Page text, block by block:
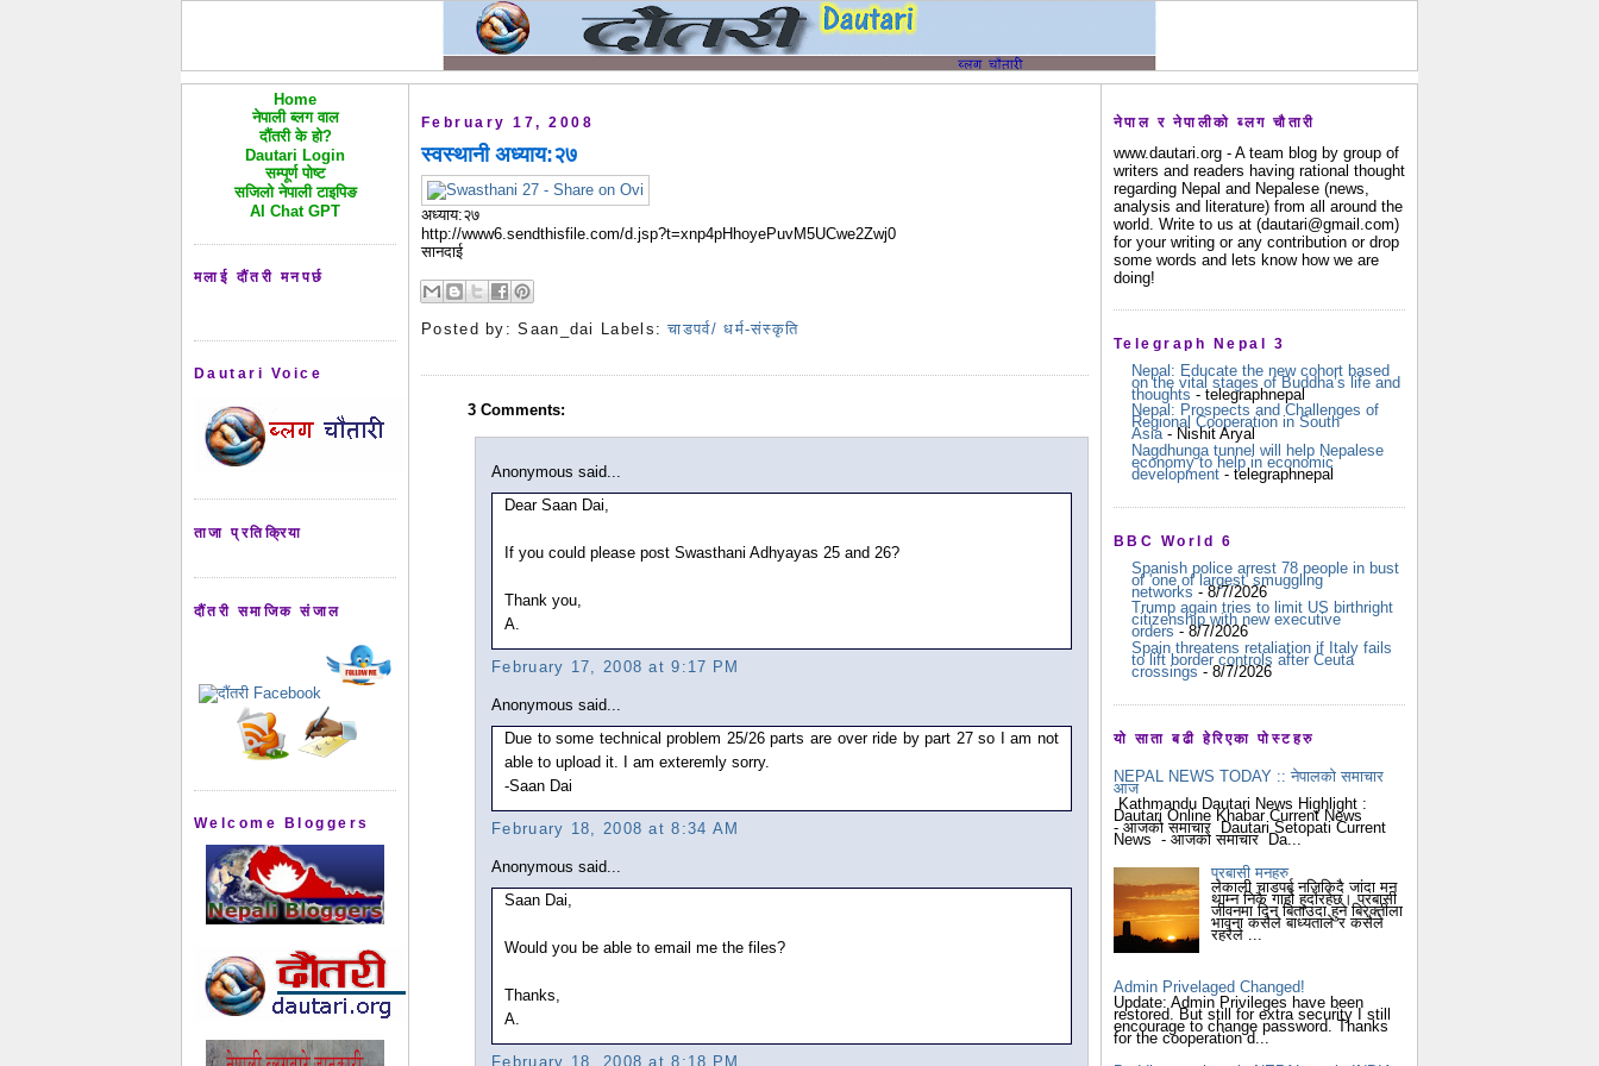
Home
नेपाली ब्लग वाल
दौंतरी के हो?
Dautari Login
सम्पूर्ण पोष्ट
सजिलो नेपाली टाइपिङ
AI Chat GPT
मलाई दौंतरी मनपर्छ
Dautari Voice
ताजा प्रतिक्रिया
दौंतरी समाजिक संजाल
Welcome Bloggers
February 17, 2008
स्वस्थानी अध्याय:२७
अध्याय:२७
http://www6.sendthisfile.com/d.jsp?t=xnp4pHhoyePuvM5UCwe2Zwj0
सानदाई
Posted by:Saan_dai Labels:चाडपर्व/ धर्म-संस्कृति
3 Comments:
Anonymous said...
Dear Saan Dai,
If you could please post Swasthani Adhyayas 25 and 26?
Thank you,
A.
February 17, 2008 at 9:17 PM
Anonymous said...
Due to some technical problem 25/26 parts are over ride by part 27 so I am not
able to upload it. I am exteremly sorry.
-Saan Dai
February 18, 2008 at 8:34 AM
Anonymous said...
Saan Dai,
Would you be able to email me the files?
Thanks,
A.
February 18, 2008 at 8:18 PM
नेपाल र नेपालीको ब्लग चौतारी
www.dautari.org - A team blog by group of
writers and readers having rational thought
regarding Nepal and Nepalese (news,
analysis and literature) from all around the
world. Write to us at (dautari@gmail.com)
for your writing or any contribution or drop
some words and lets know how we are
doing!
Telegraph Nepal 3
Nepal: Educate the new cohort based
on the vital stages of Buddha’s life and
thoughts - telegraphnepal
Nepal: Prospects and Challenges of
Regional Cooperation in South
Asia- Nishit Aryal
Nagdhunga tunnel will help Nepalese
economy to help in economic
development - telegraphnepal
BBC World 6
Spanish police arrest 78 people in bust
of 'one of largest' smuggling
networks - 8/7/2026
Trump again tries to limit US birthright
citizenship with new executive
orders - 8/7/2026
Spain threatens retaliation if Italy fails
to lift border controls after Ceuta
crossings- 8/7/2026
यो साता बढी हेरिएका पोस्टहरु
NEPAL NEWS TODAY :: नेपालको समाचार
आज
Kathmandu Dautari News Highlight :
Dautari Online Khabar Current News
- आजको समाचार Dautari Setopati Current
News - आजको समाचार Da...
प्रबासी मनहरु
लेकाली चाडपर्ब नजिकिदै जांदा मन
थाम्न निकै गार्हो हुदोंरहेछ। प्रबासी
जीवनमा दिन बिताउदा हुने बिरक्तीला
भावना कसैले बाध्यताले र कसैले
रहरैले ...
Admin Privelaged Changed!
Update: Admin Privileges have been
restored. But still for extra security I still
encourage to change password. Thanks
for the cooperation d...